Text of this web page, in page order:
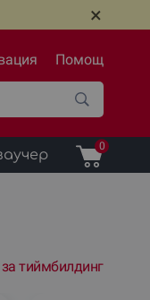
×
Помощ
0
тиймбилдинг